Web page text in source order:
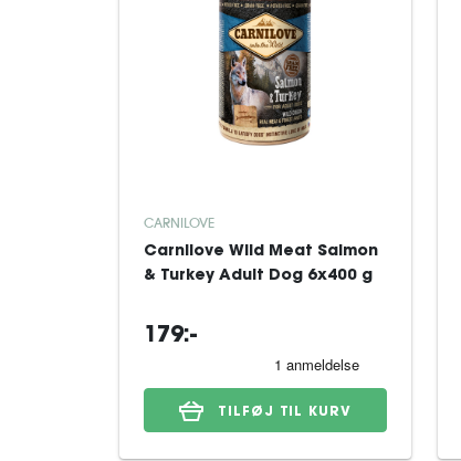
CARNILOVE
Carnilove Wild Meat Salmon
& Turkey Adult Dog 6x400 g
179:-
TILFØJ TIL KURV